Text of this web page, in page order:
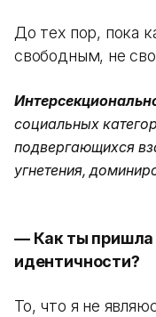
До тех пор, пока
свободным, не
социальных
подвергающихся
угнетения,
— Как ты пришла
идентичности?
То, что я не